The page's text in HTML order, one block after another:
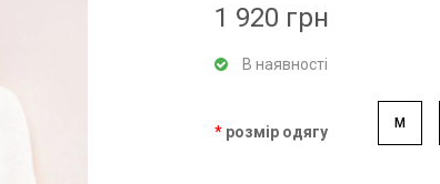
1 920 грн
В наявності
розмір одягу M